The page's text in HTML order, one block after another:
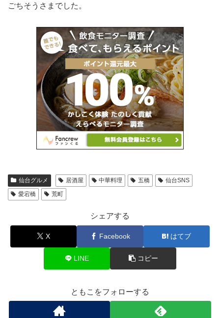
ごちそうさまでした。
仙台グルメ 居酒屋 中華料理 五橋
仙台SNS
愛宕橋
荒町
シェアする
X Facebook はてブ
LINE コピー
ともこをフォローする